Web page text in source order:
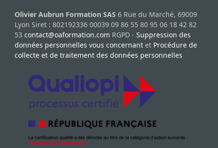
Olivier Aubrun Formation SAS 6 Rue du Marché, 69009
Lyon Siret : 802192336 00039 09 86 55 80 95 06 18 42 82
53 contact@oaformation.com RGPD - Suppression des
données personnelles vous concernant et Procédure de
collecte et de traitement des données personnelles